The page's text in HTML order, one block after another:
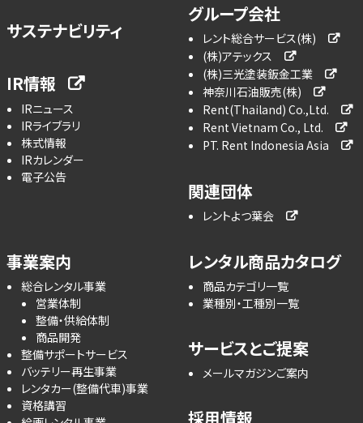
サステナビリティ
IR情報
IRニュース
IRライブラリ
株式情報
IRカレンダー
電子公告
グループ会社
レント総合サービス(株)
(株)アテックス
(株)三光塗装鈑金工業
神奈川石油販売(株)
Rent(Thailand) Co.,Ltd.
Rent Vietnam Co., Ltd.
PT. Rent Indonesia Asia
関連団体
レントよつ葉会
事業案内
総合レンタル事業
営業体制
整備・供給体制
商品開発
整備サポートサービス
バッテリー再生事業
レンタカー(整備代車)事業
資格講習
レンタル商品カタログ
商品カテゴリ一覧
業種別・工種別一覧
サービスとご提案
メールマガジンご案内
採用情報